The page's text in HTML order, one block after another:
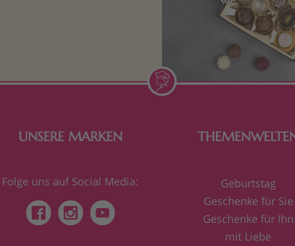
UNSERE MARKEN
Folge uns auf Social Media:
Geburtstag
Geschenke für Sie
Geschenke für Ihn
mit Liebe